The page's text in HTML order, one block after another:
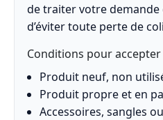
de traiter votre
d’éviter toute perte de
Conditions pour
Produit neuf, non
Produit propre et en
Accessoires, sangles